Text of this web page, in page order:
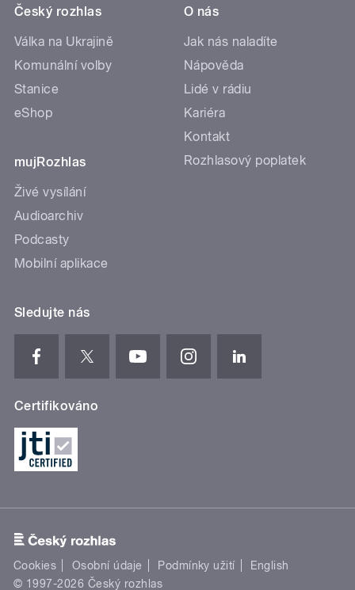
Český rozhlas
Válka na Ukrajině
Komunální volby
Stanice
eShop
mujRozhlas
Živé vysílání
Audioarchiv
Podcasty
Mobilní aplikace
O nás
Jak nás naladíte
Nápověda
Lidé v rádiu
Kariéra
Kontakt
Rozhlasový poplatek
Sledujte nás
Certifikováno
Cookies Osobní údaje Podmínky užití
English
© 1997-2026 Český rozhlas